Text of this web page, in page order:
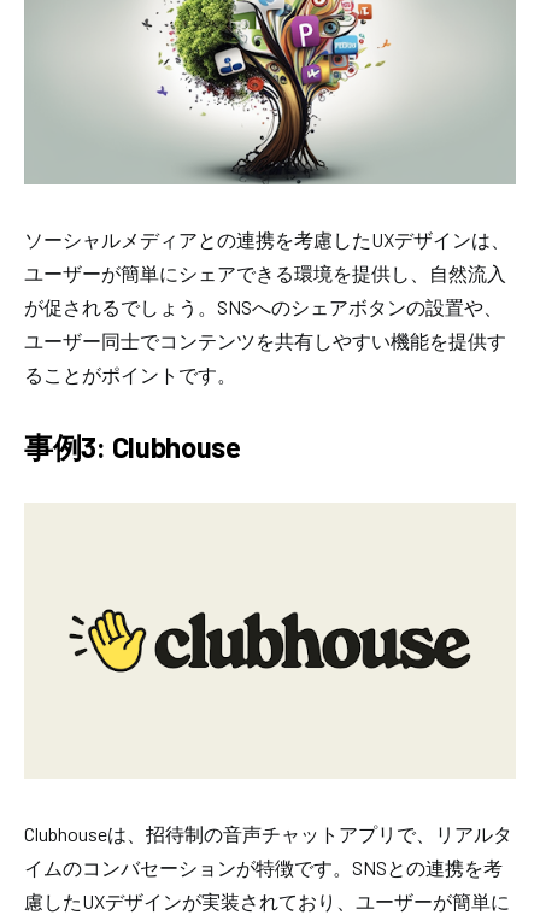
ソーシャルメディアとの連携を考慮したUXデザインは、
ユーザーが簡単にシェアできる環境を提供し、自然流入
が促されるでしょう。SNSへのシェアボタンの設置や、
ユーザー同士でコンテンツを共有しやすい機能を提供す
ることがポイントです。
事例3: Clubhouse
Clubhouseは、招待制の音声チャットアプリで、リアルタ
イムのコンバセーションが特徴です。SNSとの連携を考
慮したUXデザインが実装されており、ユーザーが簡単に